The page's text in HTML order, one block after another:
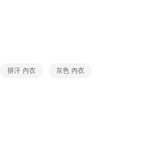
上)免運費
上)免運費
排汗 內衣 灰色 內衣